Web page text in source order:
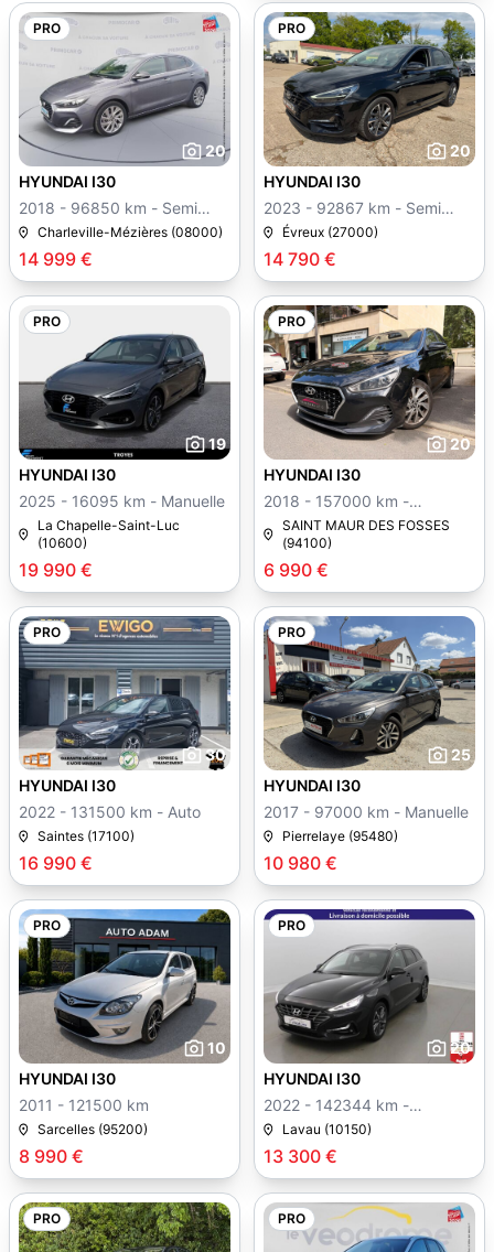
PRO
20
14 999 €
HYUNDAI I30
2018 - 96850 km - Semi
autoCharleville-Mézières (08000)
PRO
20
14 790 €
HYUNDAI I30
2023 - 92867 km - Semi
autoÉvreux (27000)
PRO
19
19 990 €
HYUNDAI I30
2025 - 16095 km - Manuelle
La Chapelle-Saint-Luc
(10600)
PRO
20
6 990 €
HYUNDAI I30
2018 - 157000 km -
Manuelle
SAINT MAUR DES FOSSES
(94100)
PRO
30
16 990 €
HYUNDAI I30
2022 - 131500 km - Auto
Saintes (17100)
PRO
25
10 980 €
HYUNDAI I30
2017 - 97000 km - Manuelle
Pierrelaye (95480)
PRO
10
8 990 €
HYUNDAI I30
2011 - 121500 km
Sarcelles (95200)
PRO
20
13 300 €
HYUNDAI I30
2022 - 142344 km -
Manuelle
Lavau (10150)
PRO PRO